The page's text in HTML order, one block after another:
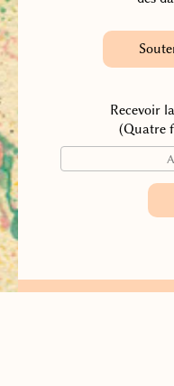
Recevoir
(Quatre